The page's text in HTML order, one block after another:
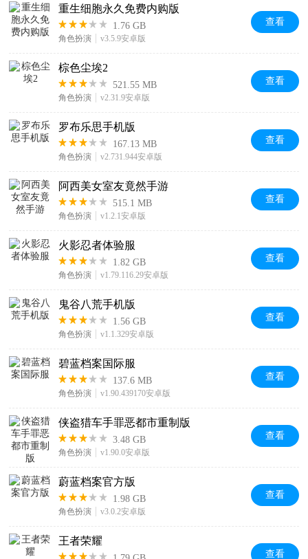
重生细胞永久免费内购版
1.76 GB
角色扮演 v3.5.9安卓版
查看
棕色尘埃2
521.55 MB
角色扮演 v2.31.9安卓版
查看
罗布乐思手机版
167.13 MB
角色扮演 v2.731.944安卓版
查看
阿西美女室友竟然手游
515.1 MB
角色扮演 v1.2.1安卓版
查看
火影忍者体验服
1.82 GB
角色扮演 v1.79.116.29安卓版
查看
鬼谷八荒手机版
1.56 GB
角色扮演 v1.1.329安卓版
查看
碧蓝档案国际服
137.6 MB
角色扮演 v1.90.439170安卓版
查看
侠盗猎车手罪恶都市重制版
3.48 GB
角色扮演 v1.90.0安卓版
查看
蔚蓝档案官方版
1.98 GB
角色扮演 v3.0.2安卓版
查看
王者荣耀
查看